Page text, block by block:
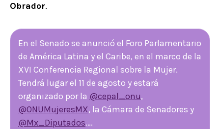
Obrador.
En el Senado se anunció el Foro Parlamentario
de América Latina y el Caribe, en el marco de la
XVI Conferencia Regional sobre la Mujer.
Tendrá lugar el 11 de agosto y estará
organizado por la @cepal_onu,
@ONUMujeresMX, la Cámara de Senadores y
@Mx_Diputados.…